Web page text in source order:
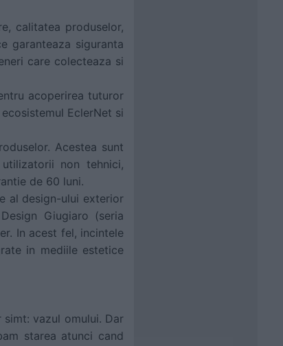
calitatea produselor,
garanteaza siguranta
care colecteaza si
acoperirea tuturor
EclerNet si
Acestea sunt
non tehnici,
de 60 luni.
al design-ului exterior
Giugiaro (seria
In acest fel, incintele
in mediile estetice
simt: vazul omului. Dar
starea atunci cand